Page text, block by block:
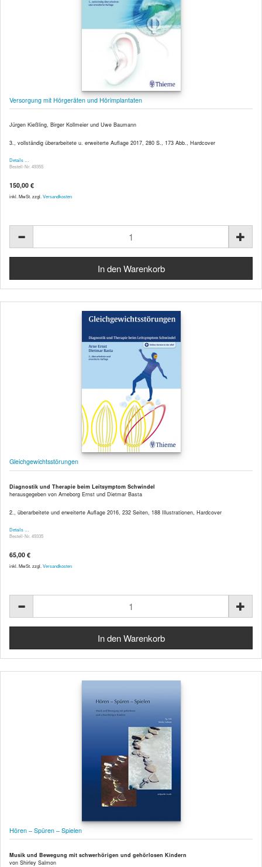
Versorgung mit Hörgeräten und Hörimplantaten
Jürgen Kießling, Birger Kollmeier und Uwe Baumann
3., vollständig überarbeitete u. erweiterte Auflage 2017, 280 S., 173 Abb., Hardcover
Details …
Bestell-Nr. 49355
150,00 €
inkl. MwSt. zzgl. Versandkosten
Gleichgewichtsstörungen
Diagnostik und Therapie beim Leitsymptom Schwindel
herausgegeben von Arneborg Ernst und Dietmar Basta
2., überarbeitete und erweiterte Auflage 2016, 232 Seiten, 188 Illustrationen, Hardcover
Details …
Bestell-Nr. 49335
65,00 €
inkl. MwSt. zzgl. Versandkosten
Hören – Spüren – Spielen
Musik und Bewegung mit schwerhörigen und gehörlosen Kindern
von Shirley Salmon